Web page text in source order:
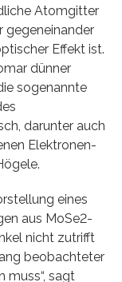
Atomgitter
gegeneinander
Effekt ist.
dünner
sogenannte
darunter auch
Elektronen-
eines
aus MoSe2-
nicht zutrifft
beobachteter
muss“, sagt